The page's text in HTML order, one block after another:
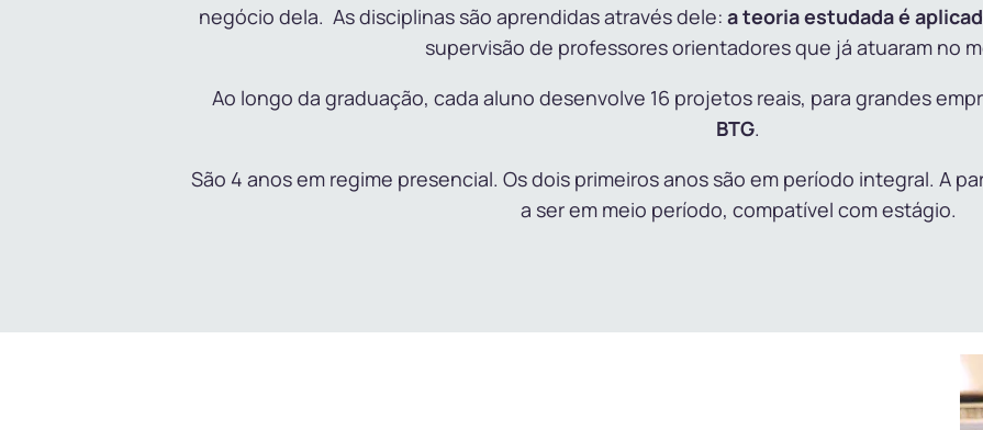
negócio dela. As disciplinas são aprendidas através dele: a teoria estudada é
supervisão de professores orientadores que já atuaram no
Ao longo da graduação, cada aluno desenvolve 16 projetos reais, para grandes
BTG.
São 4 anos em regime presencial. Os dois primeiros anos são em período integral. A
a ser em meio período, compatível com estágio.